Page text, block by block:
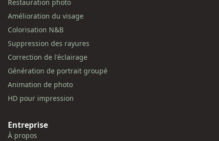
Restauration photo
Amélioration du visage
Colorisation N&B
Suppression des rayures
Correction de l'éclairage
Génération de portrait groupé
Animation de photo
HD pour impression
Entreprise
À propos